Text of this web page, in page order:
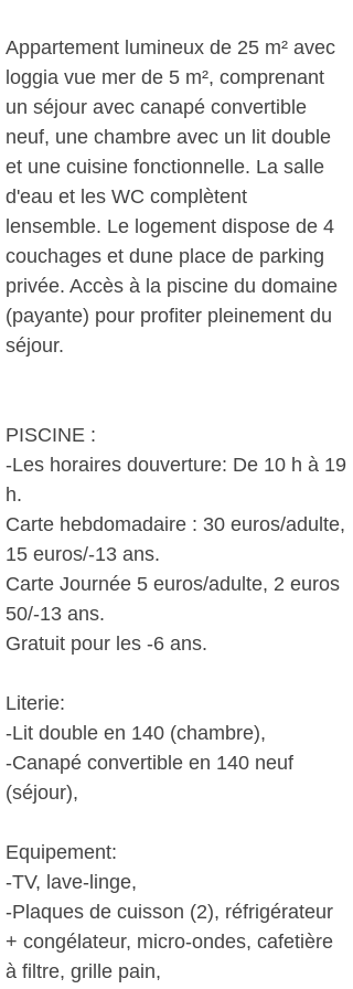
Appartement lumineux de 25 m² avec
loggia vue mer de 5 m², comprenant
un séjour avec canapé convertible
neuf, une chambre avec un lit double
et une cuisine fonctionnelle. La salle
d'eau et les WC complètent
lensemble. Le logement dispose de 4
couchages et dune place de parking
privée. Accès à la piscine du domaine
(payante) pour profiter pleinement du
séjour.
PISCINE :
-Les horaires douverture: De 10 h à 19
h.
Carte hebdomadaire : 30 euros/adulte,
15 euros/-13 ans.
Carte Journée 5 euros/adulte, 2 euros
50/-13 ans.
Gratuit pour les -6 ans.
Literie:
-Lit double en 140 (chambre),
-Canapé convertible en 140 neuf
(séjour),
Equipement:
-TV, lave-linge,
-Plaques de cuisson (2), réfrigérateur
+ congélateur, micro-ondes, cafetière
à filtre, grille pain,